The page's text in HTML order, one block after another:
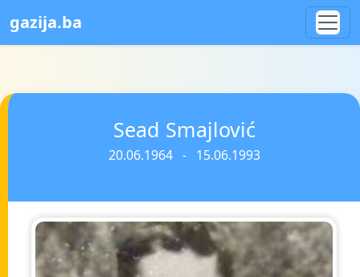
gazija.ba
Sead Smajlović
20.06.1964 - 15.06.1993